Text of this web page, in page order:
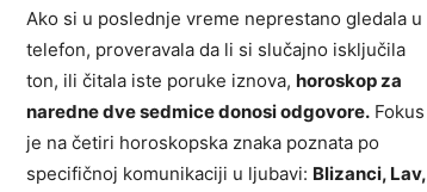
Ako si u poslednje vreme neprestano gledala u
telefon, proveravala da li si slučajno isključila
ton, ili čitala iste poruke iznova, horoskop za
naredne dve sedmice donosi odgovore. Fokus
je na četiri horoskopska znaka poznata po
specifičnoj komunikaciji u ljubavi: Blizanci, Lav,